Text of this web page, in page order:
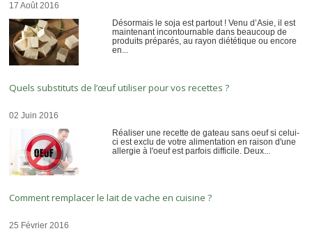
17 Août 2016
Désormais le soja est partout ! Venu d’Asie, il est
maintenant incontournable dans beaucoup de
produits préparés, au rayon diététique ou encore
en...
Quels substituts de l’œuf utiliser pour vos recettes ?
02 Juin 2016
Réaliser une recette de gateau sans oeuf si celui-
ci est exclu de votre alimentation en raison d'une
allergie à l'oeuf est parfois difficile. Deux...
Comment remplacer le lait de vache en cuisine ?
25 Février 2016